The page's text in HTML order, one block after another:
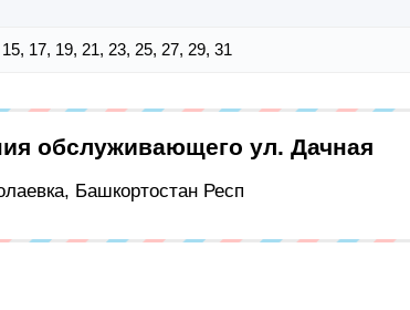
17, 19, 21, 23, 25, 27, 29, 31
обслуживающего ул. Дачная
Башкортостан Респ